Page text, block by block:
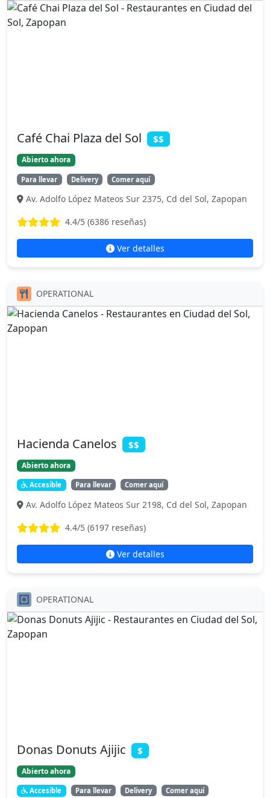
Café Chai Plaza del Sol $$
Abierto ahora
Para llevar Delivery Comer aquí
Av. Adolfo López Mateos Sur 2375, Cd del Sol, Zapopan
4.4/5 (6386 reseñas)
Ver detalles
OPERATIONAL
Hacienda Canelos $$
Abierto ahora
Accesible Para llevar Comer aquí
Av. Adolfo López Mateos Sur 2198, Cd del Sol, Zapopan
4.4/5 (6197 reseñas)
Ver detalles
OPERATIONAL
Donas Donuts Ajijic $
Abierto ahora
Accesible Para llevar Delivery Comer aquí